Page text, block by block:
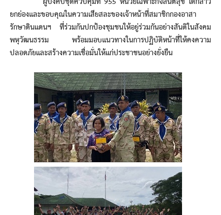
ยกย่องและขอบคุณในความเสียสละของเจ้าหน้าที่สมาชิกกองอาสา
รักษาดินแดนฯ ที่ร่วมกันปกป้องชุมชนให้อยู่ร่วมกันอย่างสันติในสังคม
พหุวัฒนธรรม พร้อมมอบแนวทางในการปฏิบัติหน้าที่ให้คงความ
ปลอดภัยและสร้างความเชื่อมั่นให้แก่ประชาชนอย่างยั่งยืน